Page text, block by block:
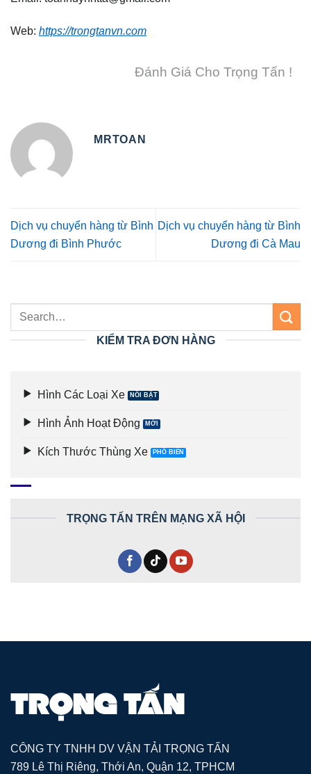
Web: https://trongtanvn.com
Đánh Giá Cho Trọng Tấn !
MRTOAN
Dịch vụ chuyển hàng từ Bình
Dương đi Bình Phước
Dịch vụ chuyển hàng từ Bình
Dương đi Cà Mau
KIỂM TRA ĐƠN HÀNG
Hình Các Loại Xe
Hình Ảnh Hoạt Động
Kích Thước Thùng Xe
TRỌNG TẤN TRÊN MẠNG XÃ HỘI
CÔNG TY TNHH DV VẬN TẢI TRỌNG TẤN
789 Lê Thị Riêng, Thới An, Quận 12, TPHCM